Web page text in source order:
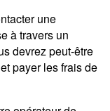
une
à travers un
devrez peut-être
payer les frais de